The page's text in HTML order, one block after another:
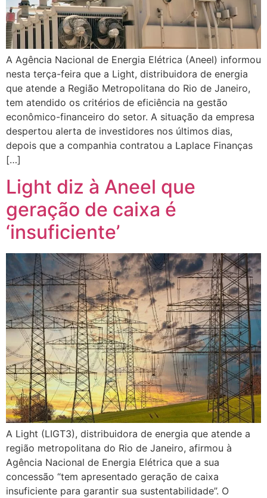
A Agência Nacional de Energia Elétrica (Aneel) informou
nesta terça-feira que a Light, distribuidora de energia
que atende a Região Metropolitana do Rio de Janeiro,
tem atendido os critérios de eficiência na gestão
econômico-financeiro do setor. A situação da empresa
despertou alerta de investidores nos últimos dias,
depois que a companhia contratou a Laplace Finanças
[…]
Light diz à Aneel que
geração de caixa é
‘insuficiente’
A Light (LIGT3), distribuidora de energia que atende a
região metropolitana do Rio de Janeiro, afirmou à
Agência Nacional de Energia Elétrica que a sua
concessão “tem apresentado geração de caixa
insuficiente para garantir sua sustentabilidade”. O